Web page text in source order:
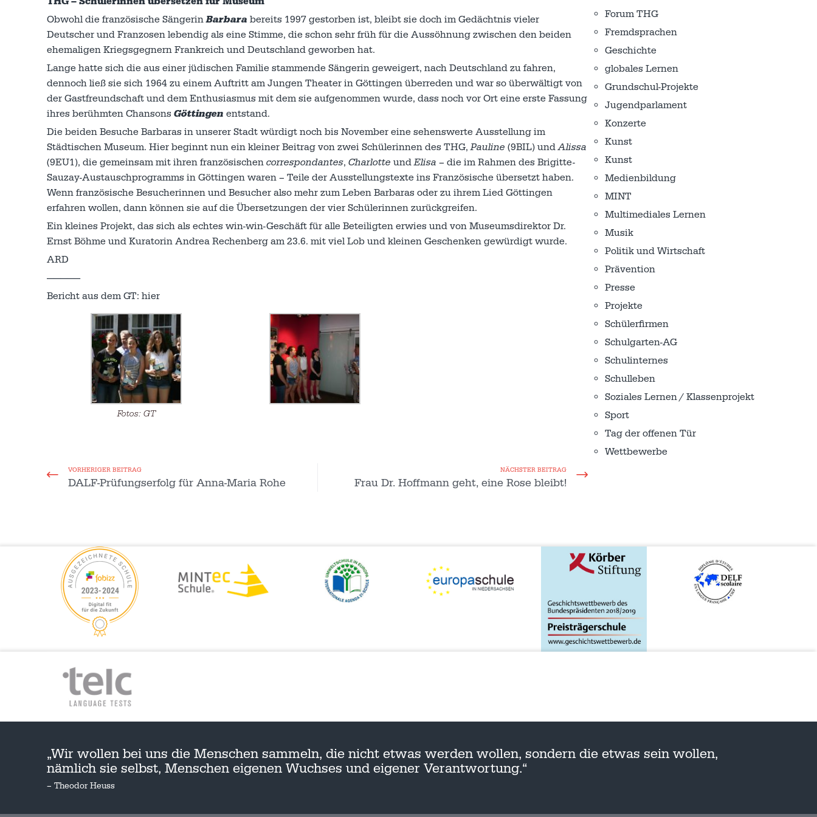
Obwohl die französische SängerinBarbara bereits 1997 gestorben ist, bleibt sie doch im Gedächtnis vieler
Deutscher und Franzosen lebendig als eine Stimme, die schon sehr früh für die Aussöhnung zwischen den beiden
ehemaligen Kriegsgegnern Frankreich und Deutschland geworben hat.
Lange hatte sich die aus einer jüdischen Familie stammende Sängerin geweigert, nach Deutschland zu fahren,
dennoch ließ sie sich 1964 zu einem Auftritt am Jungen Theater in Göttingen überreden und war so überwältigt von
der Gastfreundschaft und dem Enthusiasmus mit dem sie aufgenommen wurde, dass noch vor Ort eine erste Fassung
ihres berühmten Chansons Göttingen entstand.
Die beiden Besuche Barbaras in unserer Stadt würdigt noch bis November eine sehenswerte Ausstellung im
Städtischen Museum. Hier beginnt nun ein kleiner Beitrag von zwei Schülerinnen des THG,Pauline (9BIL) undAlissa
(9EU1), die gemeinsam mit ihren französischen correspondantes, Charlotte undElisa – die im Rahmen des Brigitte-
Sauzay-Austauschprogramms in Göttingen waren – Teile der Ausstellungstexte ins Französische übersetzt haben.
Wenn französische Besucherinnen und Besucher also mehr zum Leben Barbaras oder zu ihrem Lied Göttingen
erfahren wollen, dann können sie auf die Übersetzungen der vier Schülerinnen zurückgreifen.
Ein kleines Projekt, das sich als echtes win-win-Geschäft für alle Beteiligten erwies und von Museumsdirektor Dr.
Ernst Böhme und Kuratorin Andrea Rechenberg am 23.6. mit viel Lob und kleinen Geschenken gewürdigt wurde.
ARD
—————
Bericht aus dem GT: hier
Fotos: GT
VORHERIGER BEITRAG
DALF-Prüfungserfolg für Anna-Maria Rohe
NÄCHSTER BEITRAG
Frau Dr. Hoffmann geht, eine Rose bleibt!
Forum THG
Fremdsprachen
Geschichte
globales Lernen
Grundschul-Projekte
Jugendparlament
Konzerte
Kunst
Kunst
Medienbildung
MINT
Multimediales Lernen
Musik
Politik und Wirtschaft
Prävention
Presse
Projekte
Schülerfirmen
Schulgarten-AG
Schulinternes
Schulleben
Soziales Lernen / Klassenprojekt
Sport
Tag der offenen Tür
Wettbewerbe
„Wir wollen bei uns die Menschen sammeln, die nicht etwas werden wollen, sondern die etwas sein wollen,
nämlich sie selbst, Menschen eigenen Wuchses und eigener Verantwortung.“
– Theodor Heuss